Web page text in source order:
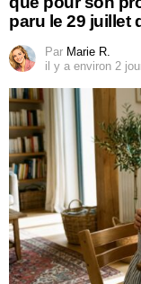
paru le 29 juillet
Par Marie R.
il y a environ 2